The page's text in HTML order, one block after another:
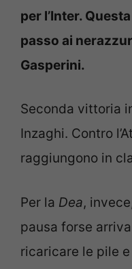
per l’Inter.
passo ai
Gasperini.
Seconda vittoria
Inzaghi. Contro
raggiungono in
Per la Dea,
pausa forse
ricaricare le pile